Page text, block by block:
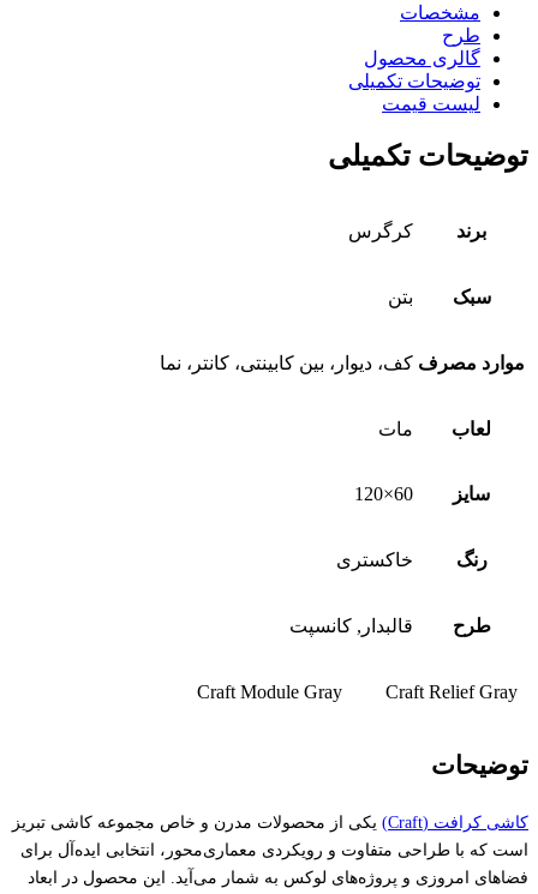
مشخصات
طرح
گالری محصول
توضیحات تکمیلی
لیست قیمت
توضیحات تکمیلی
برند کرگرس
سبک بتن
موارد مصرف کف، دیوار، بین کابینتی، کانتر، نما
لعاب مات
سایز 60×120
رنگ خاکستری
طرح قالبدار, کانسپت
Craft Relief Gray
Craft Module Gray
توضیحات
کاشی کرافت (Craft)
یکی از محصولات مدرن و خاص مجموعه کاشی تبریز
است که با طراحی متفاوت و رویکردی معماری‌محور، انتخابی ایده‌آل برای
فضاهای امروزی و پروژه‌های لوکس به شمار می‌آید. این محصول در ابعاد